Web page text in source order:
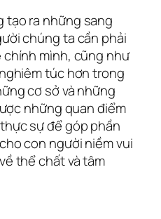
tạo ra những sang
chúng ta cần phải
mình, cũng như
túc hơn trong
cơ sở và những
những quan điểm
sự để góp phần
con người niềm vui
thể chất và tâm